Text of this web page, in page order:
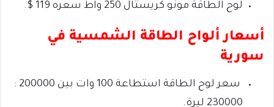
لوح الطاقة مونو كريستال 250 واط سعره 119 $.
أسعار ألواح الطاقة الشمسية في
سورية
سعر لوح الطاقة استطاعة 100 وات
بين 200000 :
230000 ليرة.